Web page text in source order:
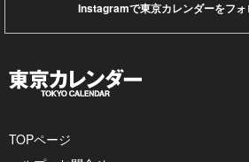
Instagramで東京カレンダーをフォ
TOPページ